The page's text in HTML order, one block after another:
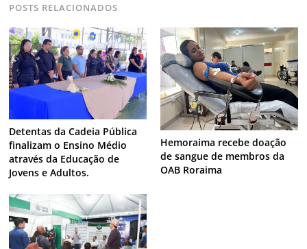
POSTS RELACIONADOS
Detentas da Cadeia Pública
finalizam o Ensino Médio
através da Educação de
Jovens e Adultos.
Hemoraima recebe doação
de sangue de membros da
OAB Roraima